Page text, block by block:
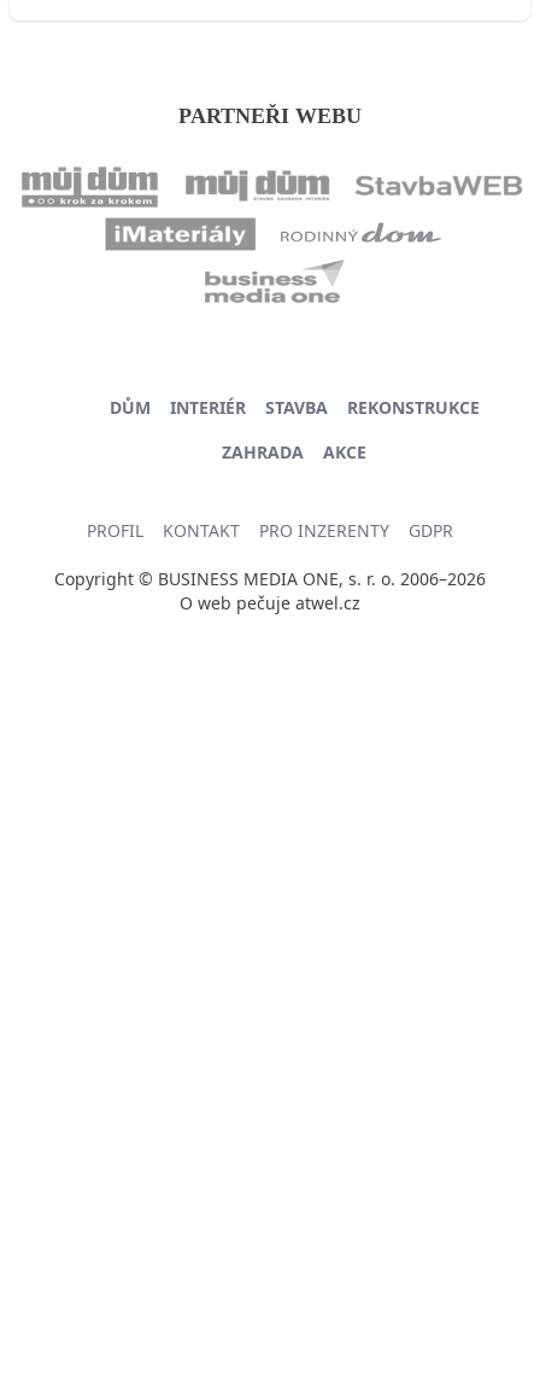
PARTNEŘI WEBU
DŮM INTERIÉR STAVBA
REKONSTRUKCE
ZAHRADA
AKCE
PROFIL KONTAKT PRO INZERENTY GDPR
Copyright © BUSINESS MEDIA ONE, s. r. o. 2006–2026